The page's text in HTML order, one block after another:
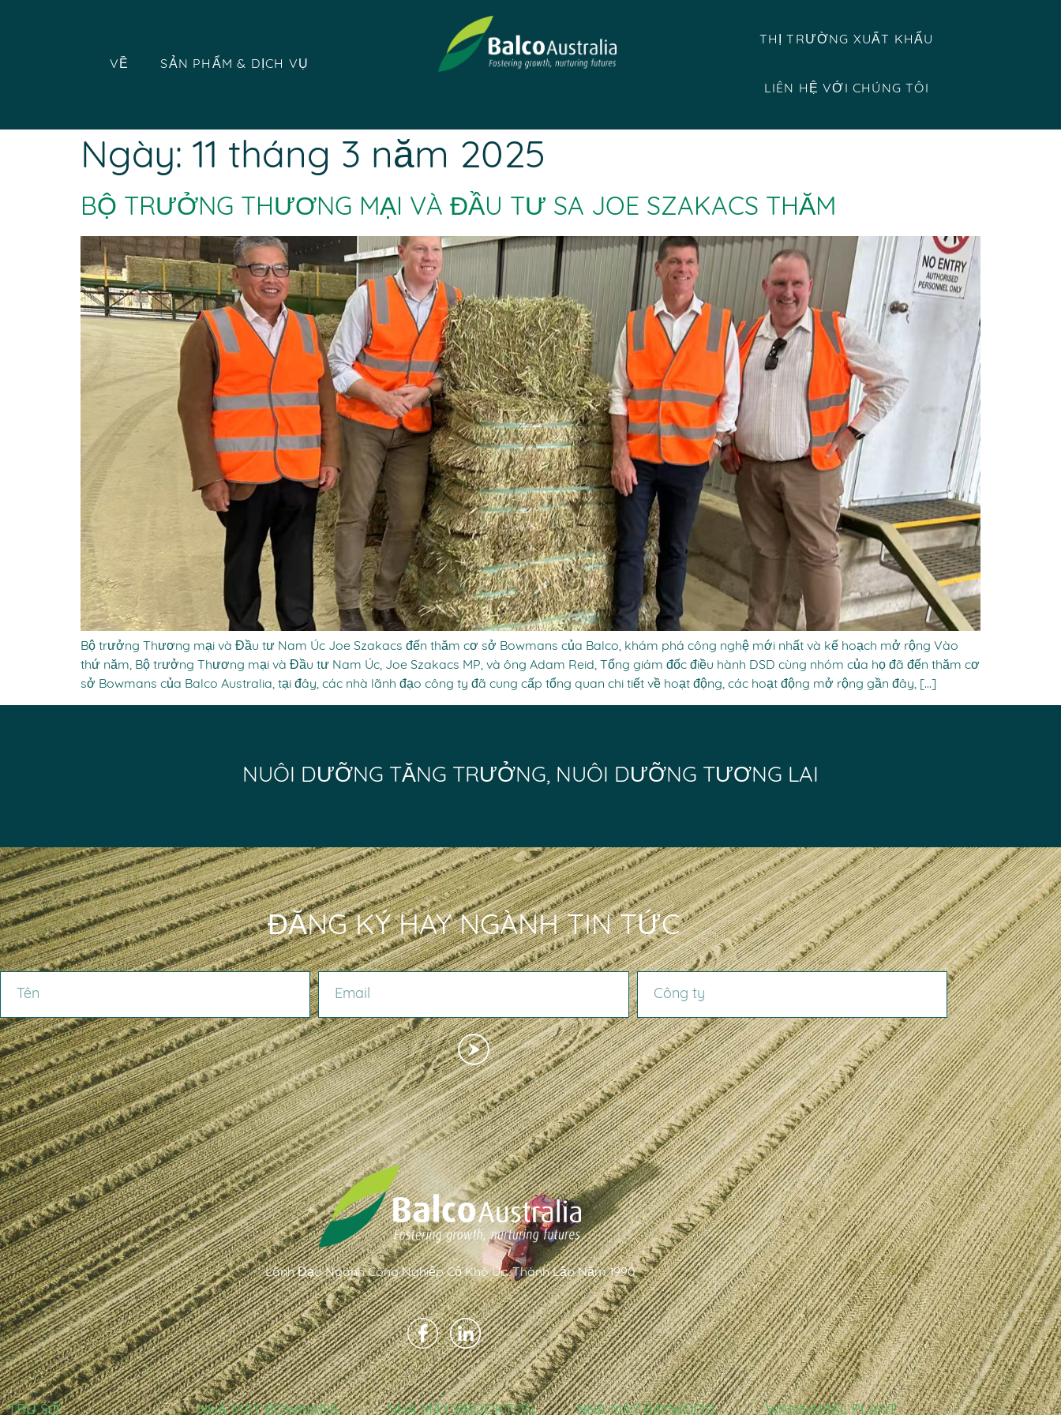
VỀ SẢN PHẨM & DỊCH VỤ
THỊ TRƯỜNG XUẤT KHẨU
LIÊN HỆ VỚI CHÚNG TÔI
Ngày: 11 tháng 3 năm 2025
BỘ TRƯỞNG THƯƠNG MẠI VÀ ĐẦU TƯ SA JOE SZAKACS THĂM
Bộ trưởng Thương mại và Đầu tư Nam Úc Joe Szakacs đến thăm cơ sở Bowmans của Balco, khám phá công nghệ mới nhất và kế hoạch mở rộng Vào
thứ năm, Bộ trưởng Thương mại và Đầu tư Nam Úc, Joe Szakacs MP, và ông Adam Reid, Tổng giám đốc điều hành DSD cùng nhóm của họ đã đến thăm cơ
sở Bowmans của Balco Australia, tại đây, các nhà lãnh đạo công ty đã cung cấp tổng quan chi tiết về hoạt động, các hoạt động mở rộng gần đây, […]
NUÔI DƯỠNG TĂNG TRƯỞNG, NUÔI DƯỠNG TƯƠNG LAI
ĐĂNG KÝ HAY NGÀNH TIN TỨC
TÊN EMAIL CÔNG TY
Lãnh Đạo Ngành Công Nghiệp Cỏ Khô Úc. Thành Lập Năm 1990
TRỤ SỞ NHÀ MÁY BOWMANS NHÀ MÁY BROOKTON NHÀ MÁY RAYWOOD WANNAMAL PLANT